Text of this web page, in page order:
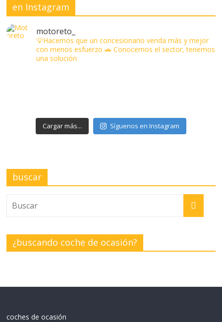
en Instagram
motoreto_
💡Hacemos que un concesionario venda más y mejor
con menos esfuerzo 🚗 Conocemos el sector, tenemos
una solución
Cargar más... Síguenos en Instagram
buscar
¿buscando coche de ocasión?
coches de ocasión